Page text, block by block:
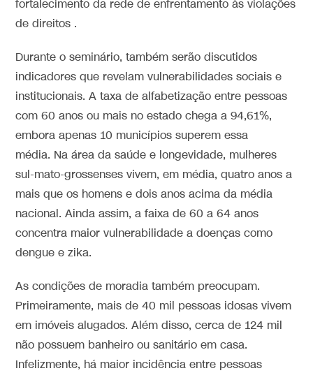
fortalecimento da rede de enfrentamento às violações
de direitos .
Durante o seminário, também serão discutidos
indicadores que revelam vulnerabilidades sociais e
institucionais. A taxa de alfabetização entre pessoas
com 60 anos ou mais no estado chega a 94,61%,
embora apenas 10 municípios superem essa
média. Na área da saúde e longevidade, mulheres
sul-mato-grossenses vivem, em média, quatro anos a
mais que os homens e dois anos acima da média
nacional. Ainda assim, a faixa de 60 a 64 anos
concentra maior vulnerabilidade a doenças como
dengue e zika.
As condições de moradia também preocupam.
Primeiramente, mais de 40 mil pessoas idosas vivem
em imóveis alugados. Além disso, cerca de 124 mil
não possuem banheiro ou sanitário em casa.
Infelizmente, há maior incidência entre pessoas